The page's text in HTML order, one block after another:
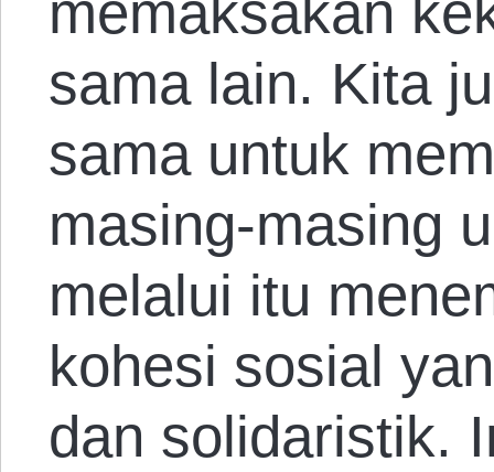
sama lain. Kita
sama untuk
masing-masing
melalui itu
kohesi sosial
dan solidaristik.